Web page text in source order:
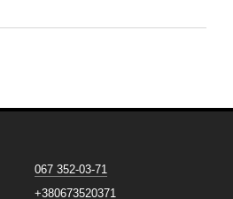
067 352-03-71
+380673520371